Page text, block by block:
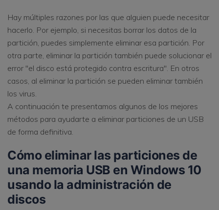
Hay múltiples razones por las que alguien puede necesitar
hacerlo. Por ejemplo, si necesitas borrar los datos de la
partición, puedes simplemente eliminar esa partición. Por
otra parte, eliminar la partición también puede solucionar el
error "el disco está protegido contra escritura". En otros
casos, al eliminar la partición se pueden eliminar también
los virus.
A continuación te presentamos algunos de los mejores
métodos para ayudarte a eliminar particiones de un USB
de forma definitiva.
Cómo eliminar las particiones de
una memoria USB en Windows 10
usando la administración de
discos